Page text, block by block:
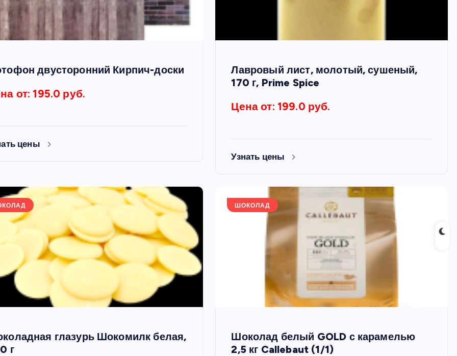
двусторонний Кирпич-доски
от: 195.0 руб.
цены
Лавровый лист, молотый, сушеный,
170 г, Prime Spice
Цена от: 199.0 руб.
Узнать цены
глазурь Шокомилк белая,
г
ШОКОЛАД
Шоколад белый GOLD с карамелью
2,5 кг Callebaut (1/1)